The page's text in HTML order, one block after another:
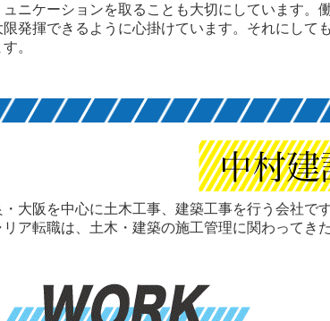
ュニケーションを取ることも大切にしています
限発揮できるように心掛けています。それにして
。
・大阪を中心に土木工事、建築工事を行う会社です
リア転職は、土木・建築の施工管理に関わってき